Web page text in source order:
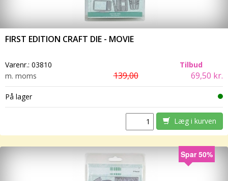
FIRST EDITION CRAFT DIE - MOVIE
Varenr.: 03810
Tilbud
m. moms
139,00 69,50 kr.
På lager
Læg i kurven
Spar 50%